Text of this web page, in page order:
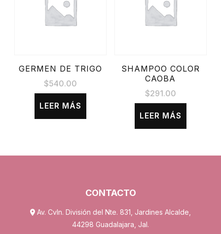
GERMEN DE TRIGO
$540.00
LEER MÁS
SHAMPOO COLOR
CAOBA
$291.00
LEER MÁS
CONTACTO
Av. Cvln. División del Nte. 831, Jardines Alcalde,
44298 Guadalajara, Jal.